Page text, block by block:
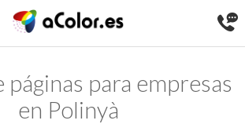
páginas para empresas
en Polinyà